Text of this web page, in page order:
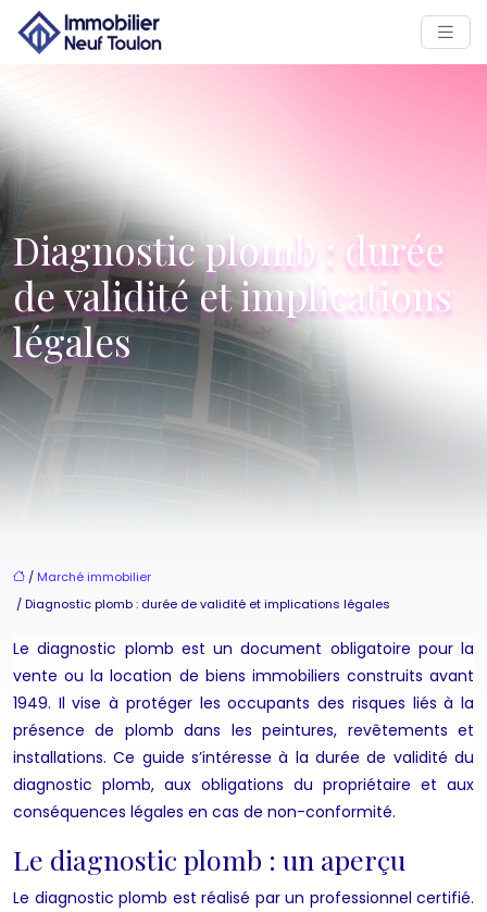
Diagnostic plomb : durée
de validité et implications
légales
/ Marché immobilier
/ Diagnostic plomb : durée de validité et implications légales
Le diagnostic plomb est un document obligatoire pour la
vente ou la location de biens immobiliers construits avant
1949. Il vise à protéger les occupants des risques liés à la
présence de plomb dans les peintures, revêtements et
installations. Ce guide s’intéresse à la durée de validité du
diagnostic plomb, aux obligations du propriétaire et aux
conséquences légales en cas de non-conformité.
Le diagnostic plomb : un aperçu
Le diagnostic plomb est réalisé par un professionnel certifié.